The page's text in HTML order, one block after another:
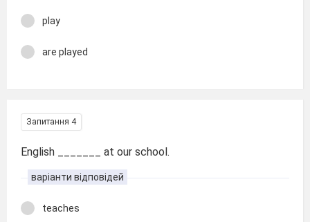
play
are played
Запитання 4
English _______ at our school.
варіанти відповідей
teaches